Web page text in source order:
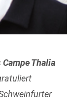
Campe Thalia